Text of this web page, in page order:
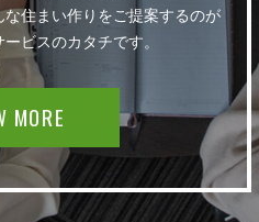
住まい作りをご提案するのが
ビスのカタチです。
MORE